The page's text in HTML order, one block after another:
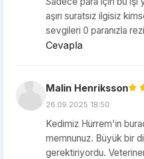
aşırı suratsız ilgisiz
sevgileri 0 paranızla
Cevapla
Malin Henriksson
26.09.2025 18:50
Kedimiz Hürrem'in
memnunuz. Büyük bir
gerektiriyordu.